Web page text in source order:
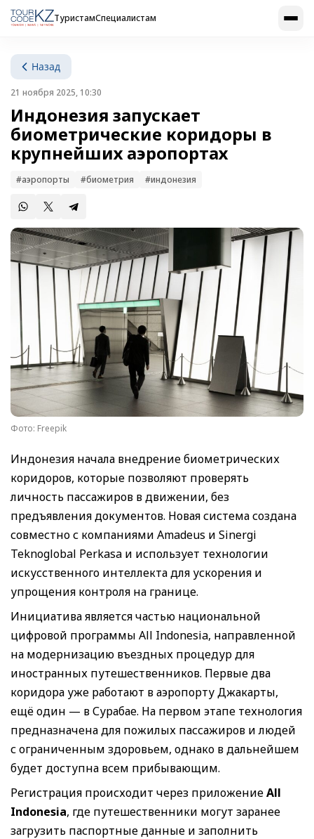
ТуристамСпециалистам
Назад
21 ноября 2025, 10:30
Индонезия запускает
биометрические коридоры в
крупнейших аэропортах
#аэропорты #биометрия #индонезия
Фото: Freepik
Индонезия начала внедрение биометрических
коридоров, которые позволяют проверять
личность пассажиров в движении, без
предъявления документов. Новая система создана
совместно с компаниями Amadeus и Sinergi
Teknoglobal Perkasa и использует технологии
искусственного интеллекта для ускорения и
упрощения контроля на границе.
Инициатива является частью национальной
цифровой программы All Indonesia, направленной
на модернизацию въездных процедур для
иностранных путешественников. Первые два
коридора уже работают в аэропорту Джакарты,
ещё один — в Сурабае. На первом этапе технология
предназначена для пожилых пассажиров и людей
с ограниченным здоровьем, однако в дальнейшем
будет доступна всем прибывающим.
Регистрация происходит через приложениеAll
Indonesia, где путешественники могут заранее
загрузить паспортные данные и заполнить